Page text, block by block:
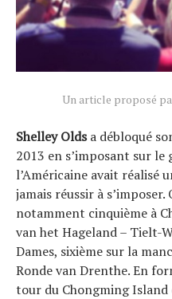
Un article proposé
Shelley Oldsa débloqué
2013 en s’imposant sur
l’Américaine avait réalisé
jamais réussir à
notamment cinquième à
van het Hageland – Tielt-
Dames, sixième sur la
Ronde van Drenthe. En
tour du Chongming
Technologies
Tests de produits
Conseils
Tendances
Tous nos articles
À propos